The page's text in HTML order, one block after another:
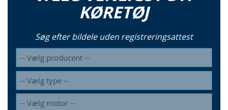
KØRETØJ
Søg efter bildele uden registreringsattest